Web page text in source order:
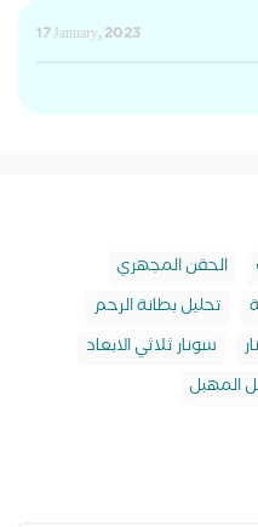
17 January, 2023
الحقن المجهري
تحليل بطانة الرحم
سونار ثلاثي الابعاد
المهبل